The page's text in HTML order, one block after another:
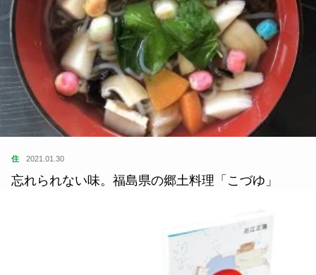
住 2021.01.30
忘れられない味。福島県の郷土料理「こづゆ」